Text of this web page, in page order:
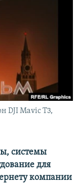
DJI Mavic T3,
системы
для
компании